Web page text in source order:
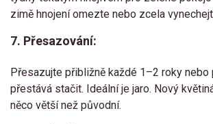
zimě hnojení omezte nebo zcela
7. Přesazování:
Přesazujte přibližně každé 1–2 roky nebo
přestává stačit. Ideální je jaro. Nový
něco větší než původní.